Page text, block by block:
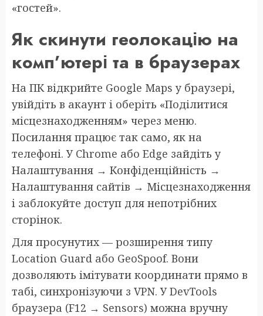
«гостей».
Як скинути геолокацію на
комп’ютері та в браузерах
На ПК відкрийте Google Maps у браузері,
увійдіть в акаунт і оберіть «Поділитися
місцезнаходженням» через меню.
Посилання працює так само, як на
телефоні. У Chrome або Edge зайдіть у
Налаштування → Конфіденційність →
Налаштування сайтів → Місцезнаходження
і заблокуйте доступ для непотрібних
сторінок.
Для просунутих — розширення типу
Location Guard або GeoSpoof. Вони
дозволяють імітувати координати прямо в
табі, синхронізуючи з VPN. У DevTools
браузера (F12 → Sensors) можна вручну